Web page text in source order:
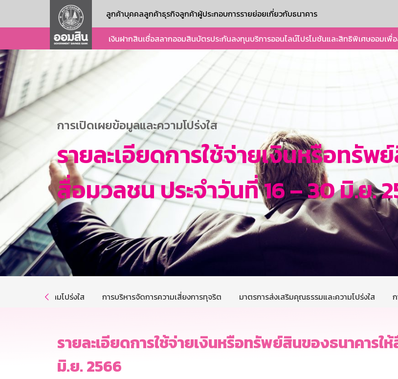
ลูกค้าบุคคลลูกค้าธุรกิจลูกค้าผู้ประกอบการรายย่อยเกี่ยวกับธนาคาร
เงินฝากสินเชื่อสลากออมสินบัตรประกันลงทุนบริการออนไลน์โปรโมชันและสิทธิพิเศษออมเพื่
การเปิดเผยข้อมูลและความโปร่งใส
รายละเอียดการใช้จ่ายเงินหรือทรัพ
สื่อมวลชน ประจำวันที่ 16 – 30 มิ.ย.
การส่งเสริมความโปร่งใส การบริหารจัดการความเสี่ยงการทุจริต มาตรการส่งเสริมคุณธรรมและความโปร่งใส

รายละเอียดการใช้จ่ายเงินหรือทรัพย์สินของธนาคารใ
มิ.ย. 2566